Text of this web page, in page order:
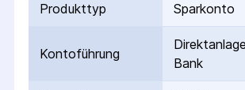
Produkttyp Sparkonto
Kontoführung
Bank